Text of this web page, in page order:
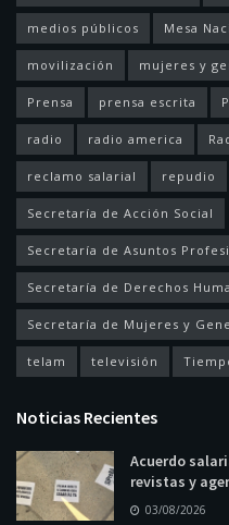
medios públicos Mesa
movilización mujeres y
Prensa prensa escrita
radio radio america
reclamo salarial repudio
Secretaría de Acción Social
Secretaría de Asuntos
Secretaría de Derechos
Secretaría de Mujeres y
telam televisión
Noticias Recientes
Acuerdo
revistas y
03/08/2026